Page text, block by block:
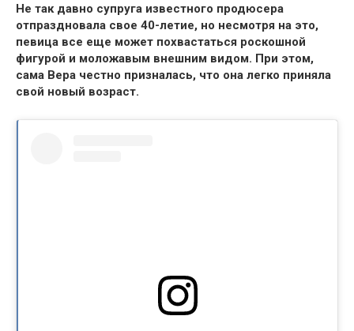
Не так давно супруга известного продюсера
отпраздновала свое 40-летие, но несмотря на это,
певица все еще может похвастаться роскошной
фигурой и моложавым внешним видом. При этом,
сама Вера честно призналась, что она легко приняла
свой новый возраст.